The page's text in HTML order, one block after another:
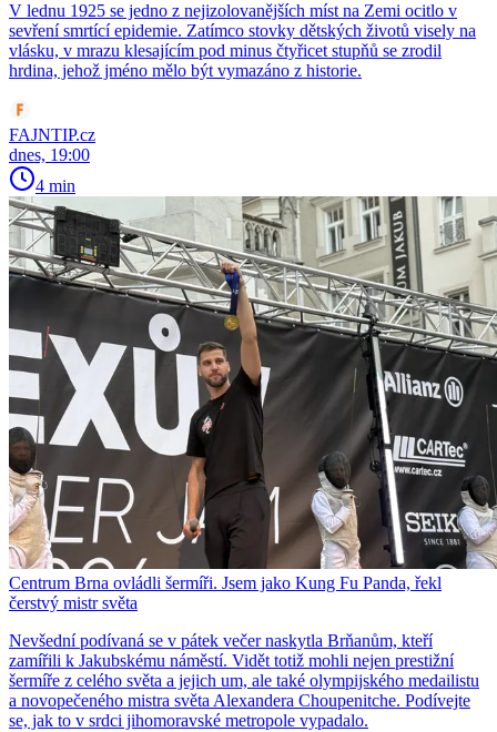
V lednu 1925 se jedno z nejizolovanějších míst na Zemi ocitlo v
sevření smrtící epidemie. Zatímco stovky dětských životů visely na
vlásku, v mrazu klesajícím pod minus čtyřicet stupňů se zrodil
hrdina, jehož jméno mělo být vymazáno z historie.
FAJNTIP.cz
dnes, 19:00
4 min
Centrum Brna ovládli šermíři. Jsem jako Kung Fu Panda, řekl
čerstvý mistr světa
Nevšední podívaná se v pátek večer naskytla Brňanům, kteří
zamířili k Jakubskému náměstí. Vidět totiž mohli nejen prestižní
šermíře z celého světa a jejich um, ale také olympijského medailistu
a novopečeného mistra světa Alexandera Choupenitche. Podívejte
se, jak to v srdci jihomoravské metropole vypadalo.